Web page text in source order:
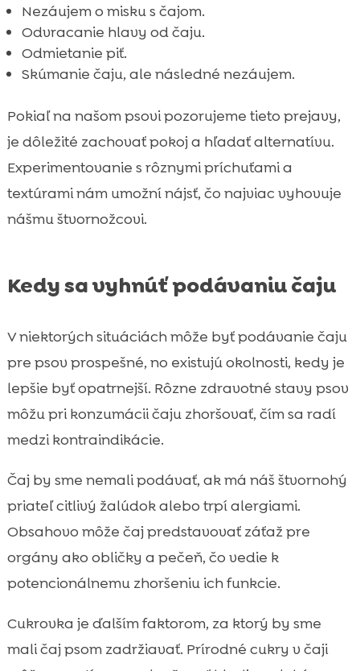
Nezáujem o misku s čajom.
Odvracanie hlavy od čaju.
Odmietanie piť.
Skúmanie čaju, ale následné nezáujem.
Pokiaľ na našom psovi pozorujeme tieto prejavy,
je dôležité zachovať pokoj a hľadať alternatívu.
Experimentovanie s rôznymi príchuťami a
textúrami nám umožní nájsť, čo najviac vyhovuje
nášmu štvornožcovi.
Kedy sa vyhnúť podávaniu čaju
V niektorých situáciách môže byť podávanie čaju
pre psov prospešné, no existujú okolnosti, kedy je
lepšie byť opatrnejší. Rôzne zdravotné stavy psov
môžu pri konzumácii čaju zhoršovať, čím sa radí
medzi kontraindikácie.
Čaj by sme nemali podávať, ak má náš štvornohý
priateľ citlivý žalúdok alebo trpí alergiami.
Obsahovo môže čaj predstavovať záťaž pre
orgány ako obličky a pečeň, čo vedie k
potencionálnemu zhoršeniu ich funkcie.
Cukrovka je ďalším faktorom, za ktorý by sme
mali čaj psom zadržiavať. Prírodné cukry v čaji